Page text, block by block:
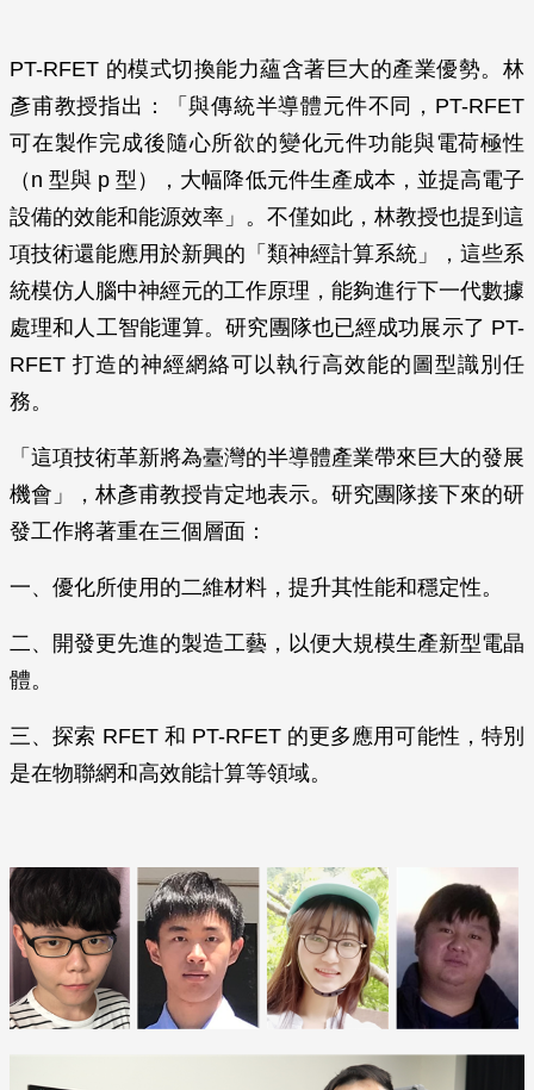
PT-RFET 的模式切換能力蘊含著巨大的產業優勢。林
彥甫教授指出：「與傳統半導體元件不同，PT-RFET
可在製作完成後隨心所欲的變化元件功能與電荷極性
（n 型與 p 型），大幅降低元件生產成本，並提高電子
設備的效能和能源效率」。不僅如此，林教授也提到這
項技術還能應用於新興的「類神經計算系統」，這些系
統模仿人腦中神經元的工作原理，能夠進行下一代數據
處理和人工智能運算。研究團隊也已經成功展示了 PT-
RFET 打造的神經網絡可以執行高效能的圖型識別任
務。
「這項技術革新將為臺灣的半導體產業帶來巨大的發展
機會」，林彥甫教授肯定地表示。研究團隊接下來的研
發工作將著重在三個層面：
一、優化所使用的二維材料，提升其性能和穩定性。
二、開發更先進的製造工藝，以便大規模生產新型電晶
體。
三、探索 RFET 和 PT-RFET 的更多應用可能性，特別
是在物聯網和高效能計算等領域。